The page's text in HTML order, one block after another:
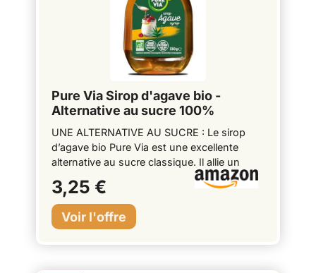
Pure Via Sirop d'agave bio -
Alternative au sucre 100%
d'origine naturelle- 330g
UNE ALTERNATIVE AU SUCRE : Le sirop
d’agave bio Pure Via est une excellente
alternative au sucre classique. Il allie un
pouvoir sucrant élevé à un indice
glycémique faible. 100 % D’ORIGINE
NATURELLE : Appelé « eau de miel » par les
Aztèques, le sirop d’agave est extrait de la
3,25 €